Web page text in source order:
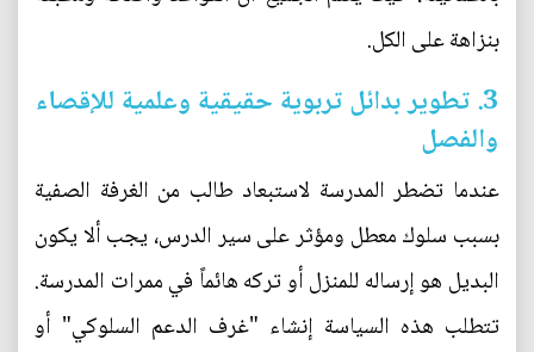
بنزاهة على الكل.
3. تطوير بدائل تربوية حقيقية وعلمية للإقصاء
والفصل
عندما تضطر المدرسة لاستبعاد طالب من الغرفة الصفية
بسبب سلوك معطل ومؤثر على سير الدرس، يجب ألا يكون
البديل هو إرساله للمنزل أو تركه هائماً في ممرات المدرسة.
تتطلب هذه السياسة إنشاء "غرف الدعم السلوكي" أو